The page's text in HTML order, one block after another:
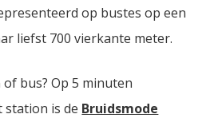
op bustes op een
liefst 700 vierkante meter.
bus? Op 5 minuten
station is de Bruidsmode